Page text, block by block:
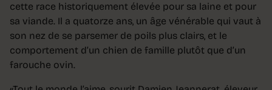
cette race historiquement élevée pour sa laine et pour
sa viande. Il a quatorze ans, un âge vénérable qui vaut à
son nez de se parsemer de poils plus clairs, et le
comportement d’un chien de famille plutôt que d’un
farouche ovin.